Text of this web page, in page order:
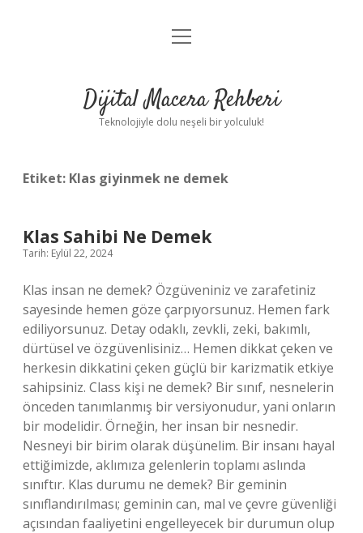
Anasayfa
Yasal Uyarı
menüyü
Dijital Macera Rehberi
Teknolojiyle dolu neşeli bir yolculuk!
Etiket: Klas giyinmek ne demek
Klas Sahibi Ne Demek
Tarih: Eylül 22, 2024
Klas insan ne demek? Özgüveniniz ve zarafetiniz
sayesinde hemen göze çarpıyorsunuz. Hemen fark
ediliyorsunuz. Detay odaklı, zevkli, zeki, bakımlı,
dürtüsel ve özgüvenlisiniz… Hemen dikkat çeken ve
herkesin dikkatini çeken güçlü bir karizmatik etkiye
sahipsiniz. Class kişi ne demek? Bir sınıf, nesnelerin
önceden tanımlanmış bir versiyonudur, yani onların
bir modelidir. Örneğin, her insan bir nesnedir.
Nesneyi bir birim olarak düşünelim. Bir insanı hayal
ettiğimizde, aklımıza gelenlerin toplamı aslında
sınıftır. Klas durumu ne demek? Bir geminin
sınıflandırılması; geminin can, mal ve çevre güvenliği
açısından faaliyetini engelleyecek bir durumun olup